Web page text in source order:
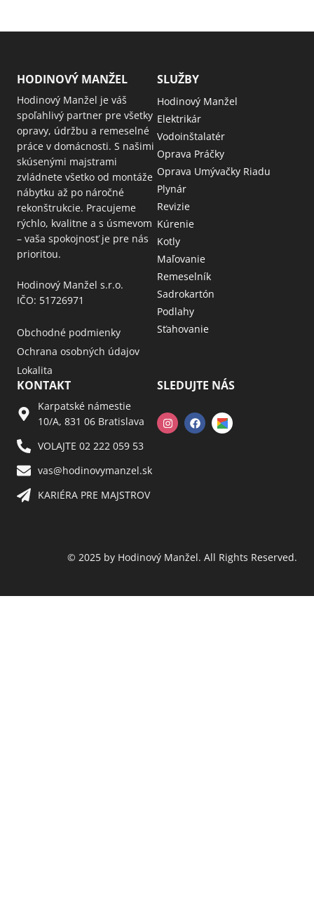
HODINOVÝ MANŽEL
Hodinový Manžel je váš
spoľahlivý partner pre všetky
opravy, údržbu a remeselné
práce v domácnosti. S našimi
skúsenými majstrami
zvládnete všetko od montáže
nábytku až po náročné
rekonštrukcie. Pracujeme
rýchlo, kvalitne a s úsmevom
– vaša spokojnosť je pre nás
prioritou.
Hodinový Manžel s.r.o.
IČO: 51726971
Obchodné podmienky
Ochrana osobných údajov
Lokalita
SLUŽBY
Hodinový Manžel
Elektrikár
Vodoinštalatér
Oprava Práčky
Oprava Umývačky Riadu
Plynár
Revizie
Kúrenie
Kotly
Maľovanie
Remeselník
Sadrokartón
Podlahy
Sťahovanie
KONTAKT
Karpatské námestie
10/A, 831 06 Bratislava
VOLAJTE 02 222 059 53​
vas@hodinovymanzel.sk​
KARIÉRA PRE MAJSTROV​
SLEDUJTE NÁS
© 2025 by Hodinový Manžel. All Rights Reserved.